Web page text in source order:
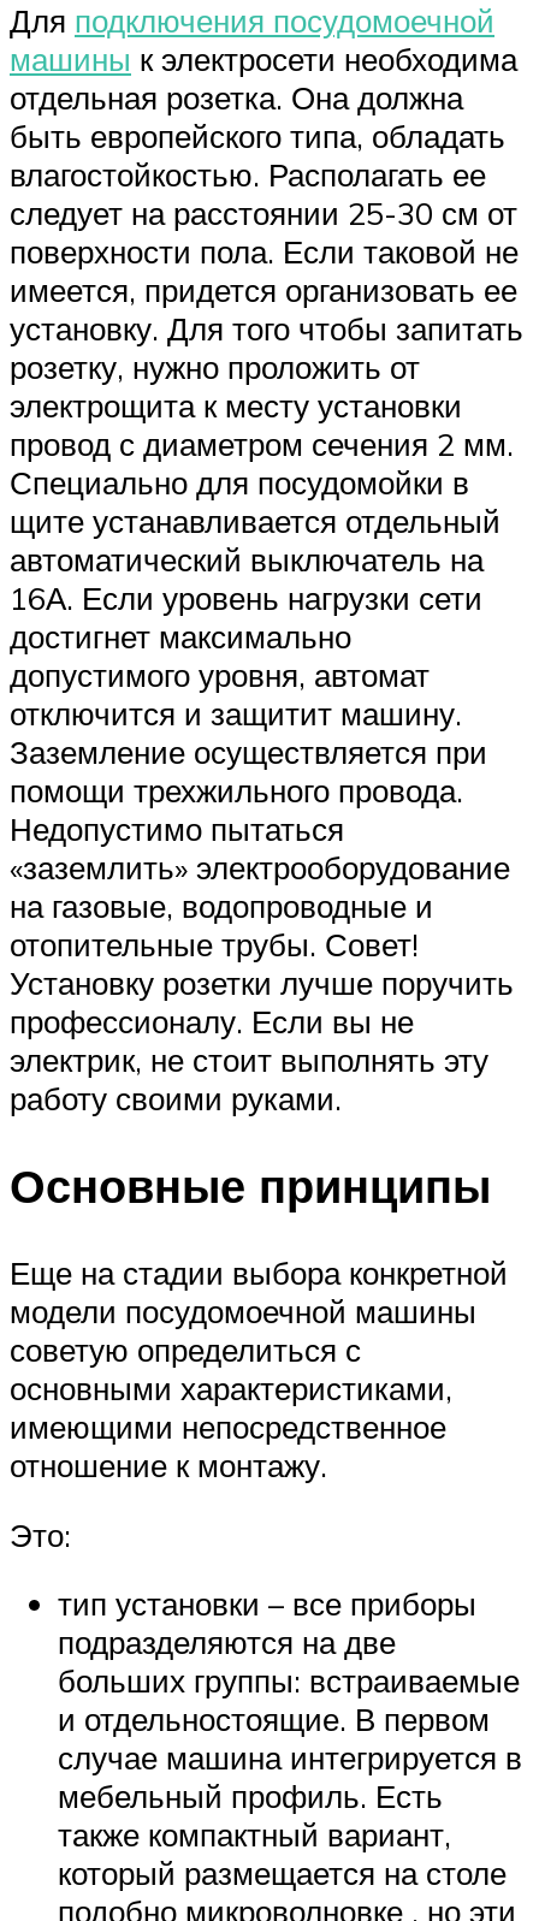
Для подключения посудомоечной
машины к электросети необходима
отдельная розетка. Она должна
быть европейского типа, обладать
влагостойкостью. Располагать ее
следует на расстоянии 25-30 см от
поверхности пола. Если таковой не
имеется, придется организовать ее
установку. Для того чтобы запитать
розетку, нужно проложить от
электрощита к месту установки
провод с диаметром сечения 2 мм.
Специально для посудомойки в
щите устанавливается отдельный
автоматический выключатель на
16А. Если уровень нагрузки сети
достигнет максимально
допустимого уровня, автомат
отключится и защитит машину.
Заземление осуществляется при
помощи трехжильного провода.
Недопустимо пытаться
«заземлить» электрооборудование
на газовые, водопроводные и
отопительные трубы. Совет!
Установку розетки лучше поручить
профессионалу. Если вы не
электрик, не стоит выполнять эту
работу своими руками.
Основные принципы
Еще на стадии выбора конкретной
модели посудомоечной машины
советую определиться с
основными характеристиками,
имеющими непосредственное
отношение к монтажу.
Это:
тип установки – все приборы
подразделяются на две
больших группы: встраиваемые
и отдельностоящие. В первом
случае машина интегрируется в
мебельный профиль. Есть
также компактный вариант,
который размещается на столе
подобно микроволновке , но эти